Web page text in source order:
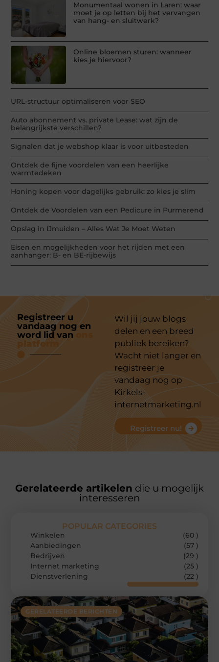
Monumentaal wonen in Laren: waar
moet je op letten bij het vervangen
van hang- en sluitwerk?
Online bloemen sturen: wanneer
kies je hiervoor?
URL-structuur optimaliseren voor SEO
Auto abonnement vs. private Lease: wat zijn de
belangrijkste verschillen?
Signalen dat je webshop klaar is voor uitbesteden
Ontdek de fijne voordelen van een heerlijke
warmtedeken
Honing kopen voor dagelijks gebruik: zo kies je slim
Ontdek de Voordelen van een Pedicure in Purmerend
Opslag in IJmuiden – Alles Wat Je Moet Weten
Eisen en mogelijkheden voor het rijden met een
aanhanger: B- en BE-rijbewijs
Registreer u
vandaag nog en
word lid van
platform
Wil jij jouw blogs
delen en een breed
publiek bereiken?
Wacht niet langer en
registreer je
vandaag nog op
Kirkels-
internetmarketing.nl
Registreer nu!
Gerelateerde artikelen die u mogelijk
interesseren
GERELATEERDE BERICHTEN
POPULAR CATEGORIES
Winkelen
(60 )
Aanbiedingen
(57 )
Bedrijven
(29 )
Internet marketing
(25 )
Dienstverlening
(22 )